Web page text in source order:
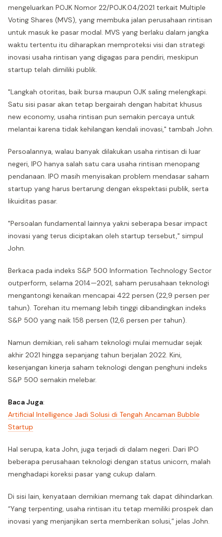
mengeluarkan POJK Nomor 22/POJK.04/2021 terkait Multiple
Voting Shares (MVS), yang membuka jalan perusahaan rintisan
untuk masuk ke pasar modal. MVS yang berlaku dalam jangka
waktu tertentu itu diharapkan memproteksi visi dan strategi
inovasi usaha rintisan yang digagas para pendiri, meskipun
startup telah dimiliki publik.
"Langkah otoritas, baik bursa maupun OJK saling melengkapi.
Satu sisi pasar akan tetap bergairah dengan habitat khusus
new economy, usaha rintisan pun semakin percaya untuk
melantai karena tidak kehilangan kendali inovasi," tambah John.
Persoalannya, walau banyak dilakukan usaha rintisan di luar
negeri, IPO hanya salah satu cara usaha rintisan menopang
pendanaan. IPO masih menyisakan problem mendasar saham
startup yang harus bertarung dengan ekspektasi publik, serta
likuiditas pasar.
"Persoalan fundamental lainnya yakni seberapa besar impact
inovasi yang terus diciptakan oleh startup tersebut," simpul
John.
Berkaca pada indeks S&P 500 Information Technology Sector
outperform, selama 2014—2021, saham perusahaan teknologi
mengantongi kenaikan mencapai 422 persen (22,9 persen per
tahun). Torehan itu memang lebih tinggi dibandingkan indeks
S&P 500 yang naik 158 persen (12,6 persen per tahun).
Namun demikian, reli saham teknologi mulai memudar sejak
akhir 2021 hingga sepanjang tahun berjalan 2022. Kini,
kesenjangan kinerja saham teknologi dengan penghuni indeks
S&P 500 semakin melebar.
Baca Juga:
Artificial Intelligence Jadi Solusi di Tengah Ancaman Bubble
Startup
Hal serupa, kata John, juga terjadi di dalam negeri. Dari IPO
beberapa perusahaan teknologi dengan status unicorn, malah
menghadapi koreksi pasar yang cukup dalam.
Di sisi lain, kenyataan demikian memang tak dapat dihindarkan.
“Yang terpenting, usaha rintisan itu tetap memiliki prospek dan
inovasi yang menjanjikan serta memberikan solusi,” jelas John.